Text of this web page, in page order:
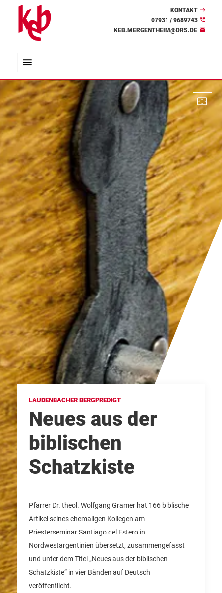
KONTAKT
07931 / 9689743
KEB.MERGENTHEIM@DRS.DE
LAUDENBACHER BERGPREDIGT
Neues aus der
biblischen
Schatzkiste
Pfarrer Dr. theol. Wolfgang Gramer hat 166 biblische
Artikel seines ehemaligen Kollegen am
Priesterseminar Santiago del Estero in
Nordwestargentinien übersetzt, zusammengefasst
und unter dem Titel „Neues aus der biblischen
Schatzkiste“ in vier Bänden auf Deutsch
veröffentlicht.